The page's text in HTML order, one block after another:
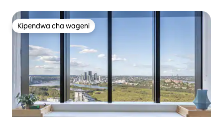
Kipendwa cha wageni
Kipendwa cha wageni